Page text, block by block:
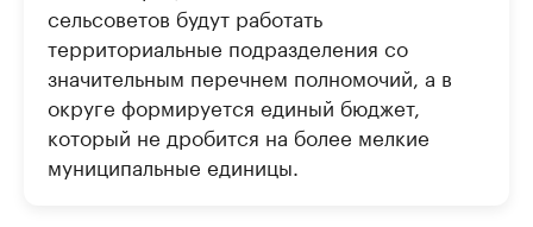
сельсоветов будут работать
территориальные подразделения со
значительным перечнем полномочий, а в
округе формируется единый бюджет,
который не дробится на более мелкие
муниципальные единицы.